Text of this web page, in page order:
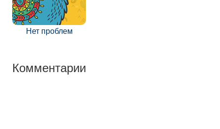
Нет проблем
Комментарии